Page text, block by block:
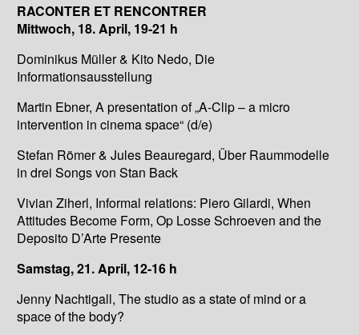
RACONTER ET RENCONTRER
Mittwoch, 18. April, 19-21 h
Dominikus Müller & Kito Nedo, Die
Informationsausstellung
Martin Ebner, A presentation of „A-Clip – a micro
intervention in cinema space“ (d/e)
Stefan Römer & Jules Beauregard, Über Raummodelle
in drei Songs von Stan Back
Vivian Ziherl, Informal relations: Piero Gilardi, When
Attitudes Become Form, Op Losse Schroeven and the
Deposito D’Arte Presente
Samstag, 21. April, 12-16 h
Jenny Nachtigall, The studio as a state of mind or a
space of the body?